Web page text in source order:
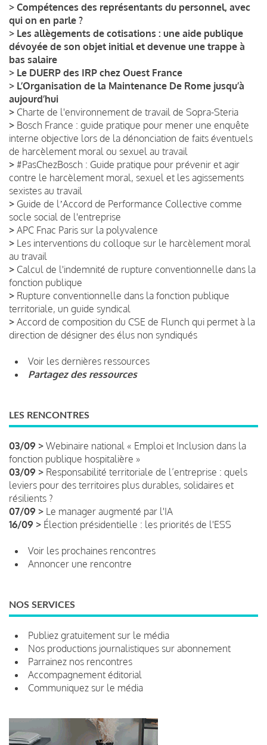
> Compétences des représentants du personnel, avec
qui on en parle ?
> Les allègements de cotisations : une aide publique
dévoyée de son objet initial et devenue une trappe à
bas salaire
> Le DUERP des IRP chez Ouest France
> L’Organisation de la Maintenance De Rome jusqu’à
aujourd’hui
> Charte de l'environnement de travail de Sopra-Steria
> Bosch France : guide pratique pour mener une enquête
interne objective lors de la dénonciation de faits éventuels
de harcèlement moral ou sexuel au travail
> #PasChezBosch : Guide pratique pour prévenir et agir
contre le harcèlement moral, sexuel et les agissements
sexistes au travail
> Guide de lʼAccord de Performance Collective comme
socle social de l'entreprise
> APC Fnac Paris sur la polyvalence
> Les interventions du colloque sur le harcèlement moral
au travail
> Calcul de l'indemnité de rupture conventionnelle dans la
fonction publique
> Rupture conventionnelle dans la fonction publique
territoriale, un guide syndical
> Accord de composition du CSE de Flunch qui permet à la
direction de désigner des élus non syndiqués
Voir les dernières ressources
Partagez des ressources
LES RENCONTRES
03/09 > Webinaire national « Emploi et Inclusion dans la
fonction publique hospitalière »
03/09 > Responsabilité territoriale de l’entreprise : quels
leviers pour des territoires plus durables, solidaires et
résilients ?
07/09 > Le manager augmenté par l'IA
16/09 > Élection présidentielle : les priorités de l'ESS
Voir les prochaines rencontres
Annoncer une rencontre
NOS SERVICES
Publiez gratuitement sur le média
Nos productions journalistiques sur abonnement
Parrainez nos rencontres
Accompagnement éditorial
Communiquez sur le média